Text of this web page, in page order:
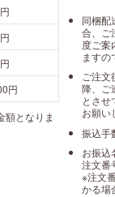
円
額となりま
同梱配
合、ご
度ご案
ますの
ご注
降、ご
とさせ
お願い
振込手
お振込
注文番
※注文
かる場